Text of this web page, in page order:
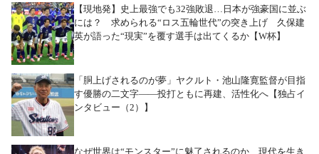
【現地発】史上最強でも32強敗退…日本が強豪国に並ぶ
には？ 求められる“ロス五輪世代”の突き上げ 久保建
英が語った“現実”を覆す選手は出てくるか【W杯】
「胴上げされるのが夢」ヤクルト・池山隆寛監督が目指
す優勝の二文字――投打ともに再建、活性化へ【独占イ
ンタビュー（2）】
なぜ世界は“モンスター”に魅了されるのか 現代を生き